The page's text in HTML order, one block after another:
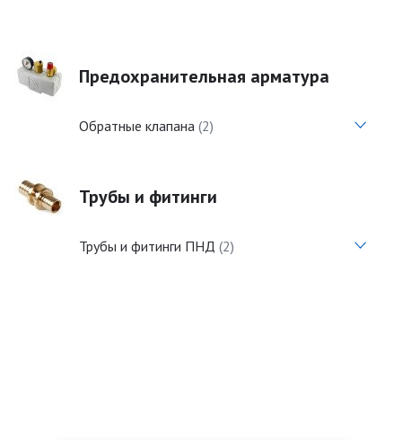
Предохранительная арматура
Обратные клапана (2)
Трубы и фитинги
Трубы и фитинги ПНД (2)